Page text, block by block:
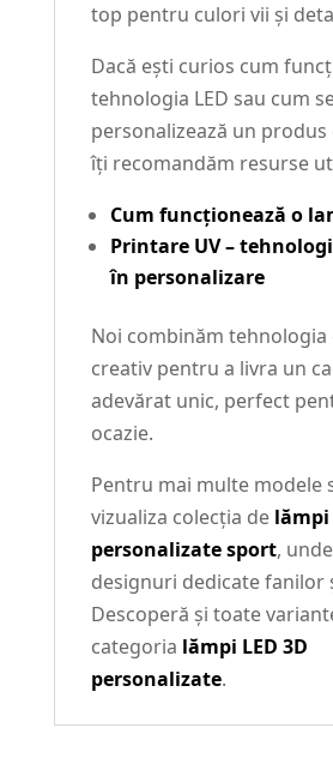
top pentru culori vii și
Dacă ești curios cum
tehnologia LED sau cum
personalizează un produs
îți recomandăm resurse
Cum funcționează o
Printare UV –
în personalizare
Noi combinăm tehnologia
creativ pentru a livra un
adevărat unic, perfect
ocazie.
Pentru mai multe modele
vizualiza colecția de lămpi
personalizate sport,
designuri dedicate fanilor
Descoperă și toate
categoria lămpi LED 3D
personalizate.